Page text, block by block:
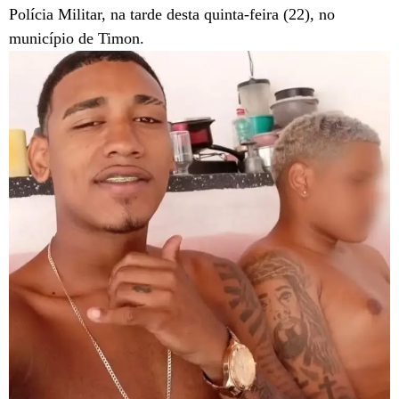
Polícia Militar, na tarde desta quinta-feira (22), no
município de Timon.